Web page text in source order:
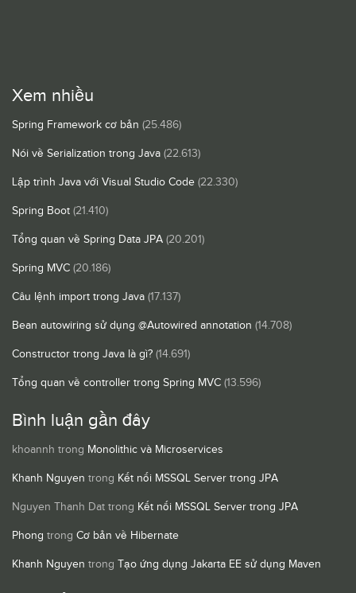
Xem nhiều
Spring Framework cơ bản (25.486)
Nói về Serialization trong Java (22.613)
Lập trình Java với Visual Studio Code (22.330)
Spring Boot (21.410)
Tổng quan về Spring Data JPA (20.201)
Spring MVC (20.186)
Câu lệnh import trong Java (17.137)
Bean autowiring sử dụng @Autowired annotation (14.708)
Constructor trong Java là gì? (14.691)
Tổng quan về controller trong Spring MVC (13.596)
Bình luận gần đây
khoannh trong Monolithic và Microservices
Khanh Nguyen trong Kết nối MSSQL Server trong JPA
Nguyen Thanh Dat trong Kết nối MSSQL Server trong JPA
Phong trong Cơ bản về Hibernate
Khanh Nguyen trong Tạo ứng dụng Jakarta EE sử dụng Maven